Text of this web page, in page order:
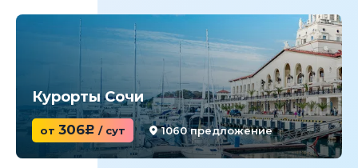
Курорты Сочи
от 306c / сут 1060 предложение